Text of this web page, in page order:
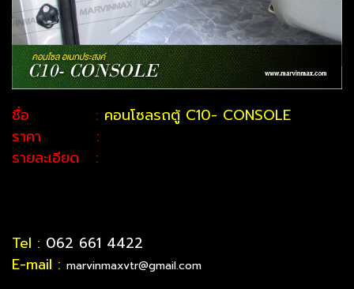
ชื่อ : คอนโซลรถตู้ C10- CONSOLE
ราคา :
รายละเอียด :
Tel : 062 661 4422
E-mail : marvinmaxvtr@gmail.com